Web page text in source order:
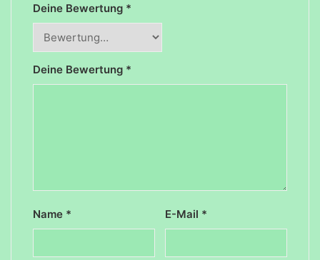
Deine Bewertung *
Deine Bewertung *
Name * E-Mail *